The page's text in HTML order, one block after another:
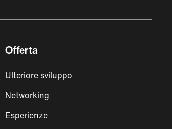
Offerta
Ulteriore sviluppo
Networking
Esperienze